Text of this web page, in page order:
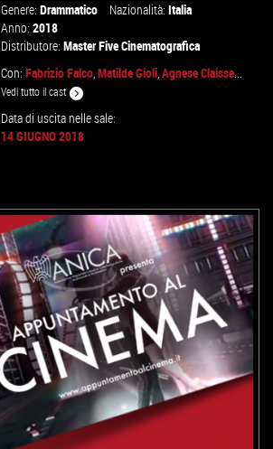
Genere:Drammatico Nazionalità:Italia
Anno:2018
Distributore:Master Five Cinematografica
Con:Fabrizio Falco,Matilde Gioli,Agnese Claisse...
Vedi tutto il cast
Data di uscita nelle sale:
14 GIUGNO 2018